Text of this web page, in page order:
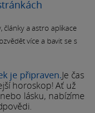
a astro aplikace
více a bavit se s
je připraven.Je čas
horoskop! Ať už
lásku, nabízíme